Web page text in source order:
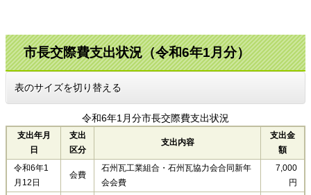
市長交際費支出状況（令和6年1月分）
表のサイズを切り替える
支出年月
日
支出
区分
支出内容
支出金
額
令和6年1月分市長交際費支出状況
令和6年1
月12日
会費
石州瓦工業組合・石州瓦協力会合同新年
会会費
7,000
円